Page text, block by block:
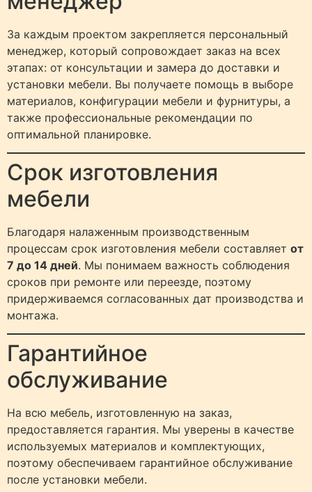
За каждым проектом закрепляется персональный
менеджер, который сопровождает заказ на всех
этапах: от консультации и замера до доставки и
установки мебели. Вы получаете помощь в выборе
материалов, конфигурации мебели и фурнитуры, а
также профессиональные рекомендации по
оптимальной планировке.
Срок изготовления
мебели
Благодаря налаженным производственным
процессам срок изготовления мебели составляет от
7 до 14 дней. Мы понимаем важность соблюдения
сроков при ремонте или переезде, поэтому
придерживаемся согласованных дат производства и
монтажа.
Гарантийное
обслуживание
На всю мебель, изготовленную на заказ,
предоставляется гарантия. Мы уверены в качестве
используемых материалов и комплектующих,
поэтому обеспечиваем гарантийное обслуживание
после установки мебели.